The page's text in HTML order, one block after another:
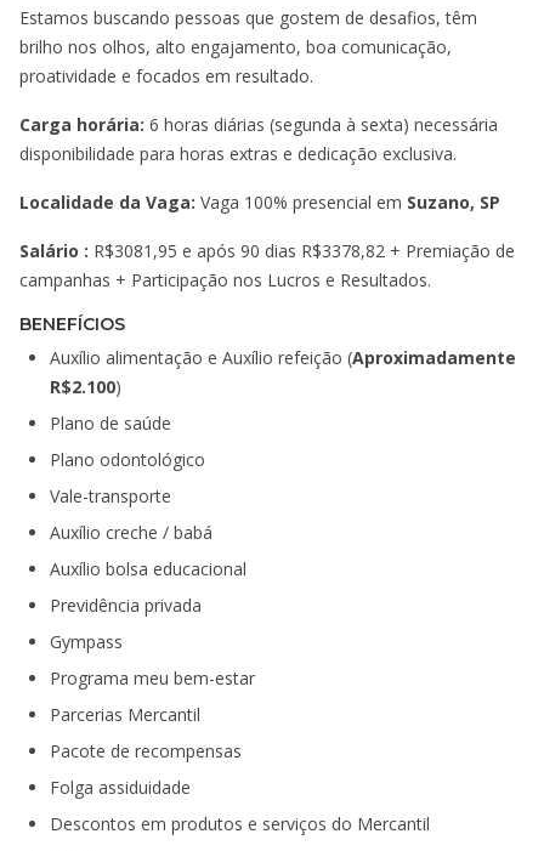
Estamos buscando pessoas que gostem de desafios, têm
brilho nos olhos, alto engajamento, boa comunicação,
proatividade e focados em resultado.
Carga horária: 6 horas diárias (segunda à sexta) necessária
disponibilidade para horas extras e dedicação exclusiva.
Localidade da Vaga: Vaga 100% presencial em Suzano, SP
Salário : R$3081,95 e após 90 dias R$3378,82 + Premiação de
campanhas + Participação nos Lucros e Resultados.
BENEFÍCIOS
Auxílio alimentação e Auxílio refeição (Aproximadamente
R$2.100)
Plano de saúde
Plano odontológico
Vale-transporte
Auxílio creche / babá
Auxílio bolsa educacional
Previdência privada
Gympass
Programa meu bem-estar
Parcerias Mercantil
Pacote de recompensas
Folga assiduidade
Descontos em produtos e serviços do Mercantil